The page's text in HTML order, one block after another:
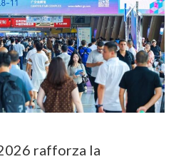
rafforza la